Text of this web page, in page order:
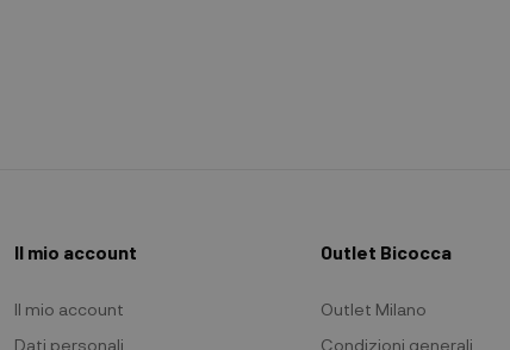
Il mio account
Il mio account
Dati personali
Outlet Bicocca
Outlet Milano
Condizioni generali